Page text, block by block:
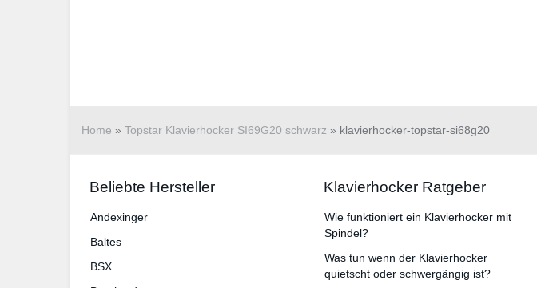
Home » Topstar Klavierhocker SI69G20 schwarz » klavierhocker-topstar-si68g20
Beliebte Hersteller
An­dex­in­ger
Baltes
BSX
Klavierhocker Ratgeber
Wie funktioniert ein Klavierhocker mit
Spindel?
Was tun wenn der Klavierhocker
quietscht oder schwergängig ist?